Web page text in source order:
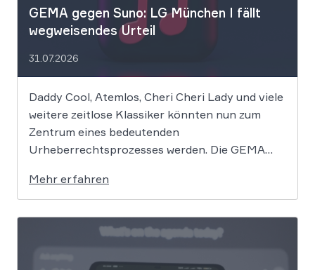
GEMA gegen Suno: LG München I fällt
wegweisendes Urteil
31.07.2026
Daddy Cool, Atemlos, Cheri Cheri Lady und viele
weitere zeitlose Klassiker könnten nun zum
Zentrum eines bedeutenden
Urheberrechtsprozesses werden. Die GEMA
die Rechte ihrer Mitglieder verteidigen. Dem
Unternehmen hinter der populären KI-Musik-
App werden massive
Urheberrechtsverletzungen vorgeworfen. Die
Mehr erfahren